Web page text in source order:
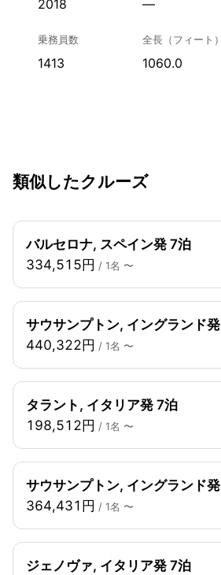
2018 —
乗務員数
1413
全長（フィート）
1060.0
類似したクルーズ
バルセロナ, スペイン発 7泊
334,515円 / 1名 〜
サウサンプトン, イングランド
440,322円 / 1名 〜
タラント, イタリア発 7泊
198,512円 / 1名 〜
サウサンプトン, イングランド
364,431円 / 1名 〜
ジェノヴァ, イタリア発 7泊